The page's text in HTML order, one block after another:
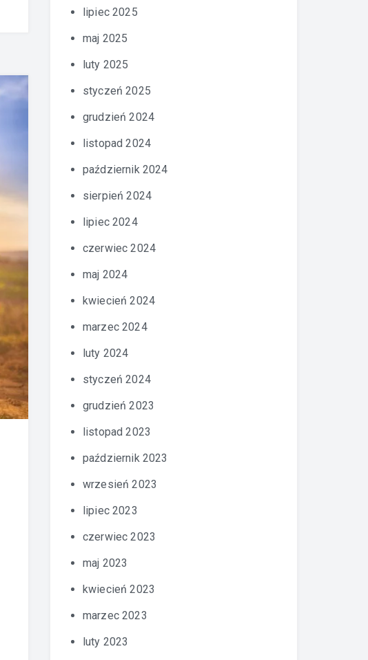
lipiec 2025
maj 2025
luty 2025
styczeń 2025
grudzień 2024
listopad 2024
październik 2024
sierpień 2024
lipiec 2024
czerwiec 2024
maj 2024
kwiecień 2024
marzec 2024
luty 2024
styczeń 2024
grudzień 2023
listopad 2023
październik 2023
wrzesień 2023
lipiec 2023
czerwiec 2023
maj 2023
kwiecień 2023
marzec 2023
luty 2023